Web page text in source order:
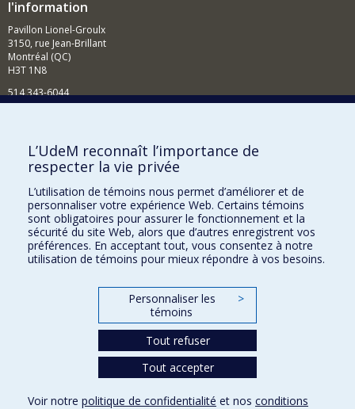
l'information
Pavillon Lionel-Groulx
3150, rue Jean-Brillant
Montréal (QC)
H3T 1N8
514 343-6044
Comment soutenir l'École?
BESOIN D'AIDE?
Plan du site
Signaler une erreur
Accessibilité
FACULTÉ DES ARTS ET DES SCIENCES
Nos départements et écoles
L’UdeM reconnaît l’importance de
respecter la vie privée
L’utilisation de témoins nous permet d’améliorer et de
personnaliser votre expérience Web. Certains témoins
sont obligatoires pour assurer le fonctionnement et la
sécurité du site Web, alors que d’autres enregistrent vos
préférences. En acceptant tout, vous consentez à notre
utilisation de témoins pour mieux répondre à vos besoins.
Personnaliser les
témoins
>
Tout refuser
Tout accepter
Voir notre politique de confidentialité et nos conditions